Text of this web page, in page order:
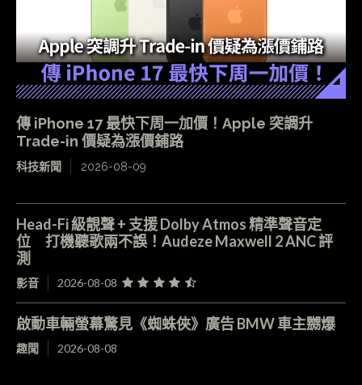
傳 iPhone 17 最快下周一加價！Apple 突調升
Trade-in 價疑為漲價鋪路
科技新聞 2026-08-09
Head-Fi 級靚聲 + 支援 Dolby Atmos 精準聲音定
位 打機聽歌兩不誤！Audeze Maxwell 2 ANC 評
測
影音 2026-08-08
啟動車輛螢幕驚見《蜘蛛俠》廣告 BMW 車主嬲爆
趣聞 2026-08-08